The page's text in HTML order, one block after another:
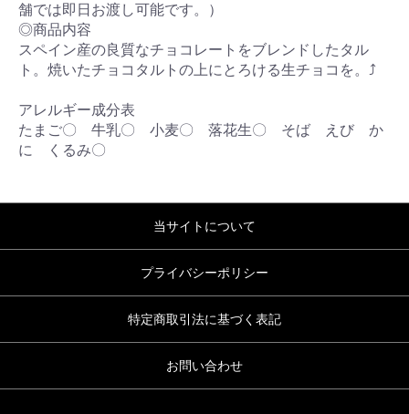
舗では即日お渡し可能です。）
◎商品内容
スペイン産の良質なチョコレートをブレンドしたタル
ト。焼いたチョコタルトの上にとろける生チョコを。⤴
アレルギー成分表
たまご〇 牛乳〇 小麦〇 落花生〇 そば えび か
に くるみ〇
当サイトについて
プライバシーポリシー
特定商取引法に基づく表記
お問い合わせ